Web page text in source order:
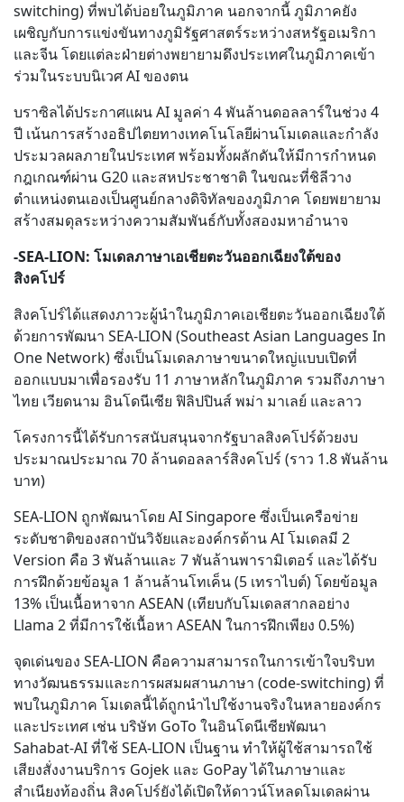
switching) ที่พบได้บ่อยในภูมิภาค นอกจากนี้ ภูมิภาคยัง
เผชิญกับการแข่งขันทางภูมิรัฐศาสตร์ระหว่างสหรัฐอเมริกา
และจีน โดยแต่ละฝ่ายต่างพยายามดึงประเทศในภูมิภาคเข้า
ร่วมในระบบนิเวศ AI ของตน
บราซิลได้ประกาศแผน AI มูลค่า 4 พันล้านดอลลาร์ในช่วง 4
ปี เน้นการสร้างอธิปไตยทางเทคโนโลยีผ่านโมเดลและกำลัง
ประมวลผลภายในประเทศ พร้อมทั้งผลักดันให้มีการกำหนด
กฎเกณฑ์ผ่าน G20 และสหประชาชาติ ในขณะที่ชิลีวาง
ตำแหน่งตนเองเป็นศูนย์กลางดิจิทัลของภูมิภาค โดยพยายาม
สร้างสมดุลระหว่างความสัมพันธ์กับทั้งสองมหาอำนาจ
-SEA-LION: โมเดลภาษาเอเชียตะวันออกเฉียงใต้ของ
สิงคโปร์
สิงคโปร์ได้แสดงภาวะผู้นำในภูมิภาคเอเชียตะวันออกเฉียงใต้
ด้วยการพัฒนา SEA-LION (Southeast Asian Languages In
One Network) ซึ่งเป็นโมเดลภาษาขนาดใหญ่แบบเปิดที่
ออกแบบมาเพื่อรองรับ 11 ภาษาหลักในภูมิภาค รวมถึงภาษา
ไทย เวียดนาม อินโดนีเซีย ฟิลิปปินส์ พม่า มาเลย์ และลาว
โครงการนี้ได้รับการสนับสนุนจากรัฐบาลสิงคโปร์ด้วยงบ
ประมาณประมาณ 70 ล้านดอลลาร์สิงคโปร์ (ราว 1.8 พันล้าน
บาท)
SEA-LION ถูกพัฒนาโดย AI Singapore ซึ่งเป็นเครือข่าย
ระดับชาติของสถาบันวิจัยและองค์กรด้าน AI โมเดลมี 2
Version คือ 3 พันล้านและ 7 พันล้านพารามิเตอร์ และได้รับ
การฝึกด้วยข้อมูล 1 ล้านล้านโทเค็น (5 เทราไบต์) โดยข้อมูล
13% เป็นเนื้อหาจาก ASEAN (เทียบกับโมเดลสากลอย่าง
Llama 2 ที่มีการใช้เนื้อหา ASEAN ในการฝึกเพียง 0.5%)
จุดเด่นของ SEA-LION คือความสามารถในการเข้าใจบริบท
ทางวัฒนธรรมและการผสมผสานภาษา (code-switching) ที่
พบในภูมิภาค โมเดลนี้ได้ถูกนำไปใช้งานจริงในหลายองค์กร
และประเทศ เช่น บริษัท GoTo ในอินโดนีเซียพัฒนา
Sahabat-AI ที่ใช้ SEA-LION เป็นฐาน ทำให้ผู้ใช้สามารถใช้
เสียงสั่งงานบริการ Gojek และ GoPay ได้ในภาษาและ
สำเนียงท้องถิ่น สิงคโปร์ยังได้เปิดให้ดาวน์โหลดโมเดลผ่าน